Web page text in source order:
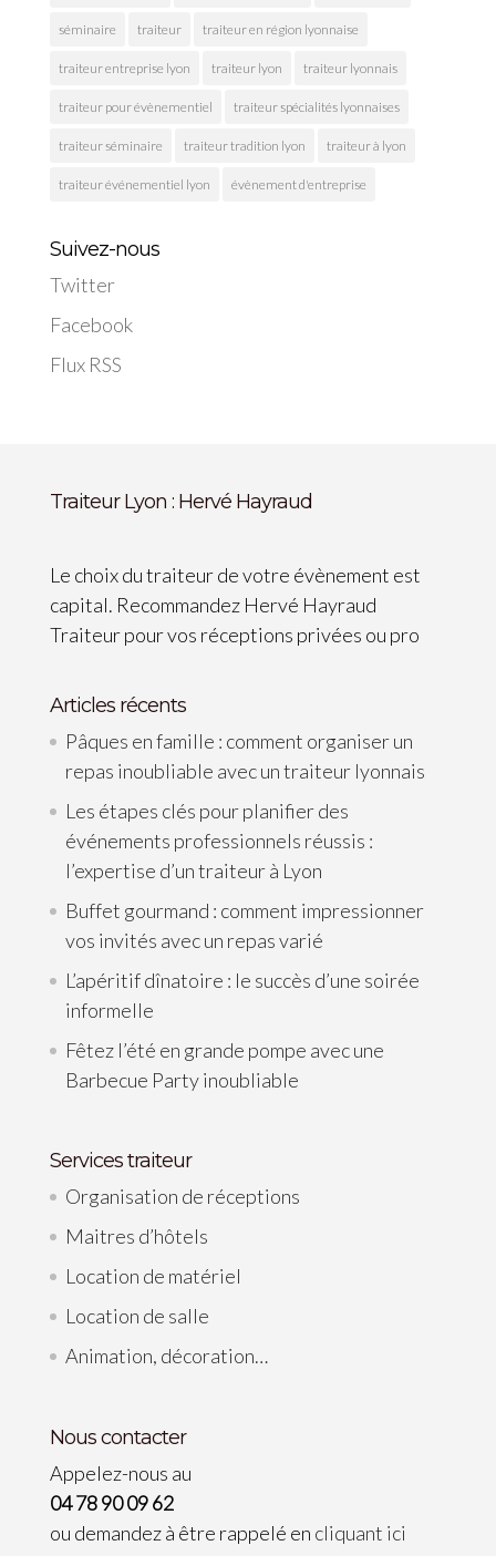
séminaire traiteur traiteur en région lyonnaise
traiteur entreprise lyon traiteur lyon traiteur lyonnais
traiteur pour évènementiel traiteur spécialités lyonnaises
traiteur séminaire traiteur tradition lyon traiteur à lyon
traiteur événementiel lyon évènement d'entreprise
Suivez-nous
Twitter
Facebook
Flux RSS
Traiteur Lyon : Hervé Hayraud
Le choix du traiteur de votre évènement est
capital. Recommandez Hervé Hayraud
Traiteur pour vos réceptions privées ou pro
Articles récents
Pâques en famille : comment organiser un
repas inoubliable avec un traiteur lyonnais
Les étapes clés pour planifier des
événements professionnels réussis :
l’expertise d’un traiteur à Lyon
Buffet gourmand : comment impressionner
vos invités avec un repas varié
L’apéritif dînatoire : le succès d’une soirée
informelle
Fêtez l’été en grande pompe avec une
Barbecue Party inoubliable
Services traiteur
Organisation de réceptions
Maitres d’hôtels
Location de matériel
Location de salle
Animation, décoration…
Nous contacter
Appelez-nous au
04 78 90 09 62
ou demandez à être rappelé en cliquant ici